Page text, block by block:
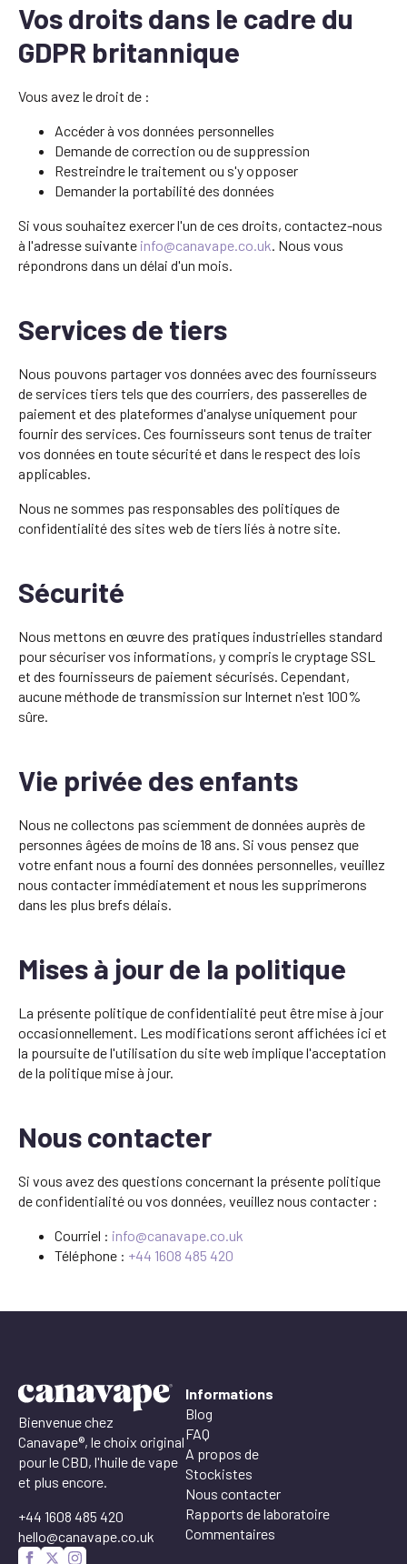
Vos droits dans le cadre du
GDPR britannique
Vous avez le droit de :
Accéder à vos données personnelles
Demande de correction ou de suppression
Restreindre le traitement ou s'y opposer
Demander la portabilité des données
Si vous souhaitez exercer l'un de ces droits, contactez-nous
à l'adresse suivante info@canavape.co.uk. Nous vous
répondrons dans un délai d'un mois.
Services de tiers
Nous pouvons partager vos données avec des fournisseurs
de services tiers tels que des courriers, des passerelles de
paiement et des plateformes d'analyse uniquement pour
fournir des services. Ces fournisseurs sont tenus de traiter
vos données en toute sécurité et dans le respect des lois
applicables.
Nous ne sommes pas responsables des politiques de
confidentialité des sites web de tiers liés à notre site.
Sécurité
Nous mettons en œuvre des pratiques industrielles standard
pour sécuriser vos informations, y compris le cryptage SSL
et des fournisseurs de paiement sécurisés. Cependant,
aucune méthode de transmission sur Internet n'est 100%
sûre.
Vie privée des enfants
Nous ne collectons pas sciemment de données auprès de
personnes âgées de moins de 18 ans. Si vous pensez que
votre enfant nous a fourni des données personnelles, veuillez
nous contacter immédiatement et nous les supprimerons
dans les plus brefs délais.
Mises à jour de la politique
La présente politique de confidentialité peut être mise à jour
occasionnellement. Les modifications seront affichées ici et
la poursuite de l'utilisation du site web implique l'acceptation
de la politique mise à jour.
Nous contacter
Si vous avez des questions concernant la présente politique
de confidentialité ou vos données, veuillez nous contacter :
Courriel : info@canavape.co.uk
Téléphone : +44 1608 485 420
Bienvenue chez
Canavape®, le choix original
pour le CBD, l'huile de vape
et plus encore.
+44 1608 485 420
hello@canavape.co.uk
Informations
Blog
FAQ
A propos de
Stockistes
Nous contacter
Rapports de laboratoire
Commentaires